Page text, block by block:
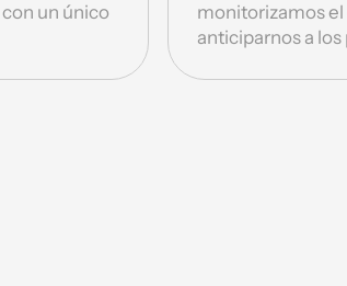
un único
monitorizamos
anticiparnos a